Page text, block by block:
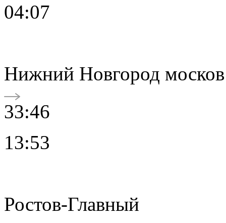
04:07
Нижний Новгород москов
33:46
13:53
Ростов-Главный